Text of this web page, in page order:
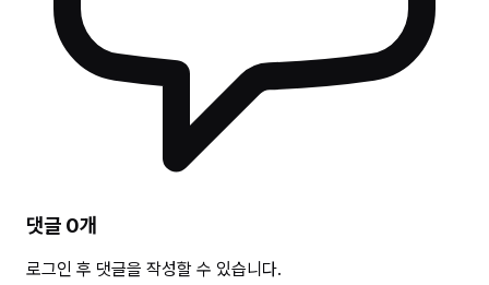
댓글 0개
로그인 후 댓글을 작성할 수 있습니다.